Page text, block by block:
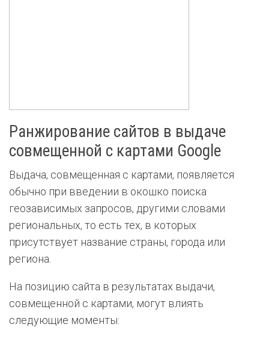
Ранжирование сайтов в выдаче
совмещенной с картами Google
Выдача, совмещенная с картами, появляется
обычно при введении в окошко поиска
геозависимых запросов, другими словами
региональных, то есть тех, в которых
присутствует название страны, города или
региона.
На позицию сайта в результатах выдачи,
совмещенной с картами, могут влиять
следующие моменты: